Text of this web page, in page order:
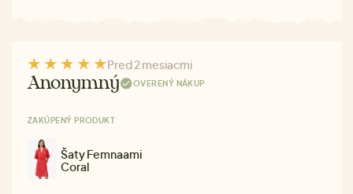
Pred 2 mesiacmi
Anonymný OVERENÝ NÁKUP
ZAKÚPENÝ PRODUKT
Šaty Femnaami
Coral